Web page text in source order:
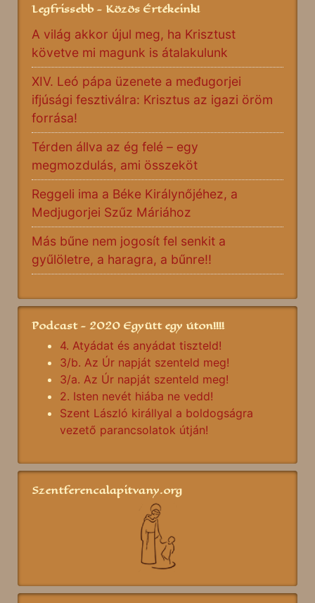
Legfrissebb - Közös Értékeink!
A világ akkor újul meg, ha Krisztust
követve mi magunk is átalakulunk
XIV. Leó pápa üzenete a međugorjei
ifjúsági fesztiválra: Krisztus az igazi öröm
forrása!
Térden állva az ég felé – egy
megmozdulás, ami összeköt
Reggeli ima a Béke Királynőjéhez, a
Medjugorjei Szűz Máriához
Más bűne nem jogosít fel senkit a
gyűlöletre, a haragra, a bűnre!!
Podcast - 2020 Együtt egy úton!!!!
4. Atyádat és anyádat tiszteld!
3/b. Az Úr napját szenteld meg!
3/a. Az Úr napját szenteld meg!
2. Isten nevét hiába ne vedd!
Szent László királlyal a boldogságra
vezető parancsolatok útján!
Szentferencalapitvany.org